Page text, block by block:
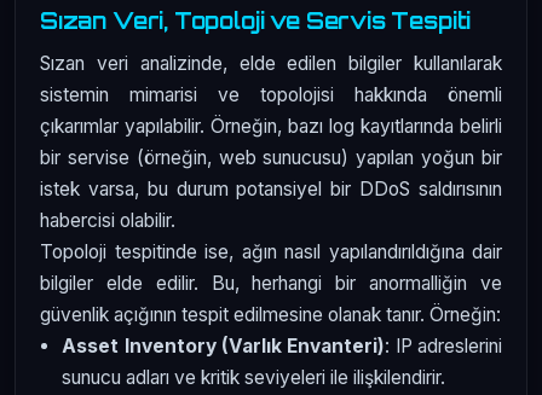
Sızan Veri, Topoloji ve Servis Tespiti
Sızan veri analizinde, elde edilen bilgiler kullanılarak
sistemin mimarisi ve topolojisi hakkında önemli
çıkarımlar yapılabilir. Örneğin, bazı log kayıtlarında belirli
bir servise (örneğin, web sunucusu) yapılan yoğun bir
istek varsa, bu durum potansiyel bir DDoS saldırısının
habercisi olabilir.
Topoloji tespitinde ise, ağın nasıl yapılandırıldığına dair
bilgiler elde edilir. Bu, herhangi bir anormalliğin ve
güvenlik açığının tespit edilmesine olanak tanır. Örneğin:
Asset Inventory (Varlık Envanteri): IP adreslerini
sunucu adları ve kritik seviyeleri ile ilişkilendirir.